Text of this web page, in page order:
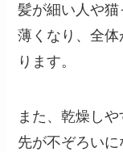
髪が細い人や
薄くなり、全
ります。
また、乾燥し
先が不ぞろい